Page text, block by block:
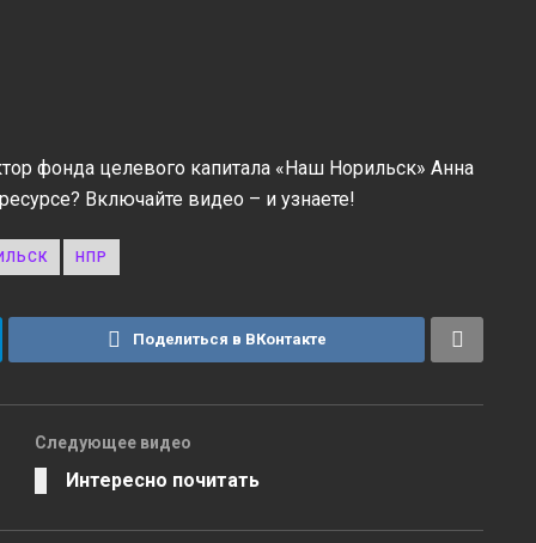
фонда целевого капитала «Наш Норильск» Анна
Включайте видео – и узнаете!
НПР
Поделиться в ВКонтакте
Следующее видео
Интересно почитать